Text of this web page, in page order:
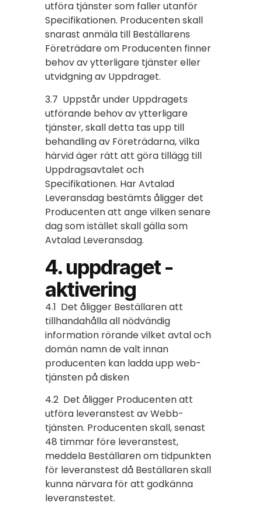
utföra tjänster som faller utanför
Specifikationen. Producenten skall
snarast anmäla till Beställarens
Företrädare om Producenten finner
behov av ytterligare tjänster eller
utvidgning av Uppdraget.
3.7 Uppstår under Uppdragets
utförande behov av ytterligare
tjänster, skall detta tas upp till
behandling av Företrädarna, vilka
härvid äger rätt att göra tillägg till
Uppdragsavtalet och
Specifikationen. Har Avtalad
Leveransdag bestämts åligger det
Producenten att ange vilken senare
dag som istället skall gälla som
Avtalad Leveransdag.
4. uppdraget -
aktivering
4.1 Det åligger Beställaren att
tillhandahålla all nödvändig
information rörande vilket avtal och
domän namn de valt innan
producenten kan ladda upp web-
tjänsten på disken
4.2 Det åligger Producenten att
utföra leveranstest av Webb-
tjänsten. Producenten skall, senast
48 timmar före leveranstest,
meddela Beställaren om tidpunkten
för leveranstest då Beställaren skall
kunna närvara för att godkänna
leveranstestet.